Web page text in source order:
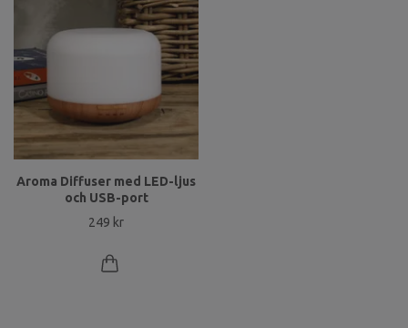
Aroma Diffuser med LED-ljus
och USB-port
249 kr